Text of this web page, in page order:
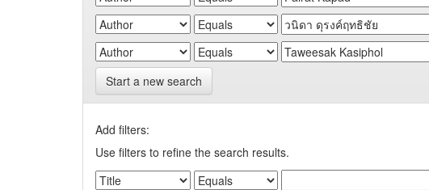
Start a new search
Add filters:
Use filters to refine the search results.